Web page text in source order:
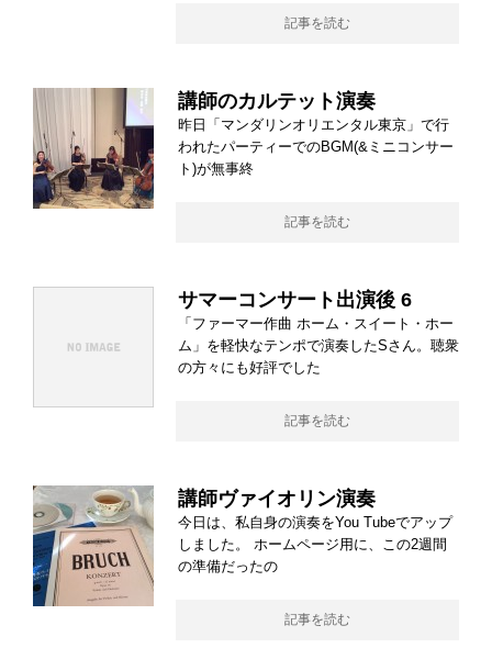
記事を読む
講師のカルテット演奏
昨日「マンダリンオリエンタル東京」で行
われたパーティーでのBGM(&ミニコンサー
ト)が無事終
記事を読む
サマーコンサート出演後 6
「ファーマー作曲 ホーム・スイート・ホー
ム」を軽快なテンポで演奏したSさん。聴衆
の方々にも好評でした
記事を読む
講師ヴァイオリン演奏
今日は、私自身の演奏をYou Tubeでアップ
しました。 ホームページ用に、この2週間
の準備だったの
記事を読む